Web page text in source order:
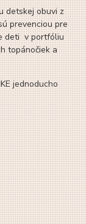
detskej obuvi z
prevenciou pre
deti v portfóliu
topánočiek a
jednoducho